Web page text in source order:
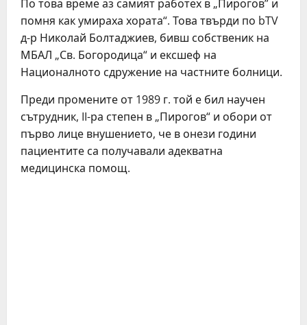
По това време аз самият работех в „Пирогов” и
помня как умираха хората“. Това твърди по bTV
д-р Николай Болтаджиев, бивш собственик на
МБАЛ „Св. Богородица“ и ексшеф на
Националното сдружение на частните болници.
Преди промените от 1989 г. той е бил научен
сътрудник, II-ра степен в „Пирогов“ и обори от
първо лице внушението, че в онези години
пациентите са получавали адекватна
медицинска помощ.